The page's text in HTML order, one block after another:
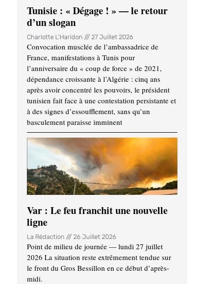
Tunisie : « Dégage ! » — le retour
d’un slogan
Charlotte L'Haridon 27 Juillet 2026
Convocation musclée de l’ambassadrice de
France, manifestations à Tunis pour
l’anniversaire du « coup de force » de 2021,
dépendance croissante à l’Algérie : cinq ans
après avoir concentré les pouvoirs, le président
tunisien fait face à une contestation persistante et
à des signes d’essoufflement, sans qu’un
basculement paraisse imminent
Var : Le feu franchit une nouvelle
ligne
La Rédaction 26 Juillet 2026
Point de milieu de journée — lundi 27 juillet
2026 La situation reste extrêmement tendue sur
le front du Gros Bessillon en ce début d’après-
midi.